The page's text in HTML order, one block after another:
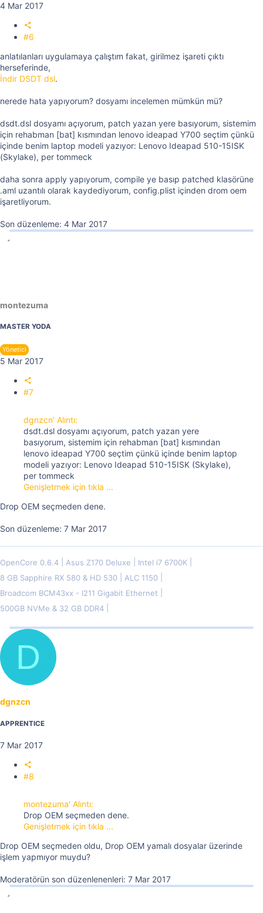
4 Mar 2017
#6
anlatılanları uygulamaya çalıştım fakat, girilmez işareti çıktı
herseferinde,
İndir DSDT dsl.
nerede hata yapıyorum? dosyamı incelemen mümkün mü?
dsdt.dsl dosyamı açıyorum, patch yazan yere basıyorum, sistemim
için rehabman [bat] kısmından lenovo ideapad Y700 seçtim çünkü
içinde benim laptop modeli yazıyor: Lenovo Ideapad 510-15ISK
(Skylake), per tommeck
daha sonra apply yapıyorum, compile ye basıp patched klasörüne
.aml uzantılı olarak kaydediyorum, config.plist içinden drom oem
işaretliyorum.
Son düzenleme: 4 Mar 2017
montezuma
MASTER YODA
Yönetici
5 Mar 2017
#7
dgnzcn' Alıntı:
dsdt.dsl dosyamı açıyorum, patch yazan yere
basıyorum, sistemim için rehabman [bat] kısmından
lenovo ideapad Y700 seçtim çünkü içinde benim laptop
modeli yazıyor: Lenovo Ideapad 510-15ISK (Skylake),
per tommeck
Genişletmek için tıkla ...
Drop OEM seçmeden dene.
Son düzenleme: 7 Mar 2017
OpenCore 0.6.4 Asus Z170 Deluxe
Intel i7 6700K
8 GB Sapphire RX 580 & HD 530
ALC 1150
Broadcom BCM43xx - I211 Gigabit Ethernet
500GB NVMe & 32 GB DDR4
D
dgnzcn
APPRENTICE
7 Mar 2017
#8
montezuma' Alıntı:
Drop OEM seçmeden dene.
Genişletmek için tıkla ...
Drop OEM seçmeden oldu, Drop OEM yamalı dosyalar üzerinde
işlem yapmıyor muydu?
Moderatörün son düzenlenenleri: 7 Mar 2017